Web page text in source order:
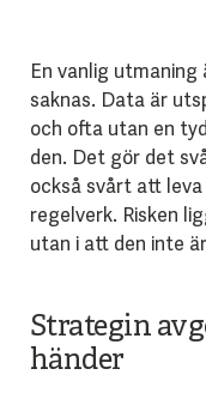
En vanlig
saknas. Data är
och ofta utan en
den. Det gör det
också svårt att
regelverk. Risken
utan i att den inte
Strategin
händer